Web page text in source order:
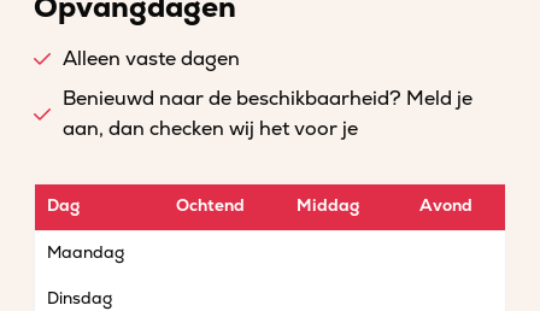
Opvangdagen
Alleen vaste dagen
Benieuwd naar de beschikbaarheid? Meld je
aan, dan checken wij het voor je
Dag Ochtend Middag Avond
Maandag
Dinsdag